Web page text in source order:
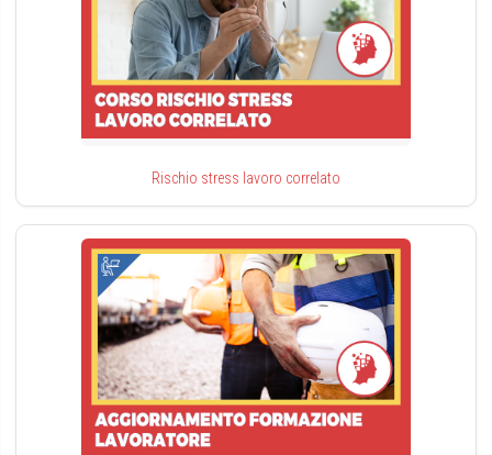
Rischio stress lavoro correlato